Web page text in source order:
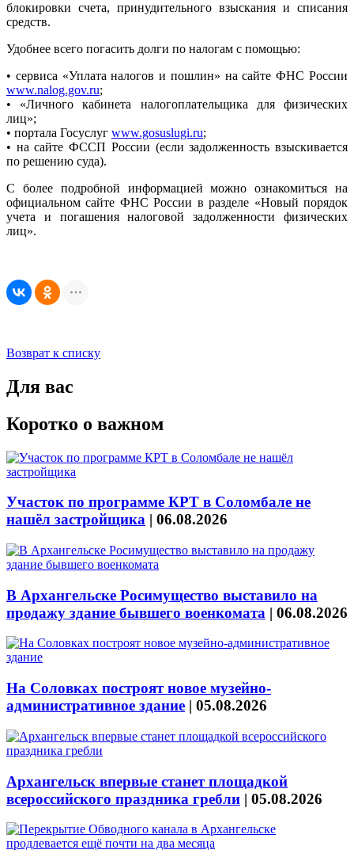
блокировки счета, принудительного взыскания и списания
средств.
Удобнее всего погасить долги по налогам с помощью:
• сервиса «Уплата налогов и пошлин» на сайте ФНС России
www.nalog.gov.ru;
• «Личного кабинета налогоплательщика для физических
лиц»;
• портала Госуслуг www.gosuslugi.ru;
• на сайте ФССП России (если задолженность взыскивается
по решению суда).
С более подробной информацией можно ознакомиться на
официальном сайте ФНС России в разделе «Новый порядок
учета и погашения налоговой задолженности физических
лиц».
Возврат к списку
Для вас
Коротко о важном
Участок по программе КРТ в Соломбале не
нашёл застройщика | 06.08.2026
В Архангельске Росимущество выставило на
продажу здание бывшего военкомата | 06.08.2026
На Соловках построят новое музейно-
административное здание | 05.08.2026
Архангельск впервые станет площадкой
всероссийского праздника гребли | 05.08.2026